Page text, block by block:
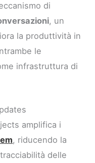
di
, un
la produttività in
le
infrastruttura di
amplifica i
, riducendo la
delle